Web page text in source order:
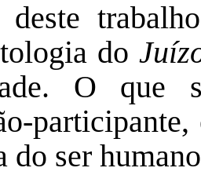
deste
do
O que
do ser